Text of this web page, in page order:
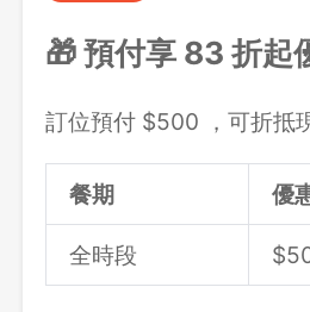
🎁 預付享 83 折起
訂位預付 $500 ，可折抵
餐期 優
全時段